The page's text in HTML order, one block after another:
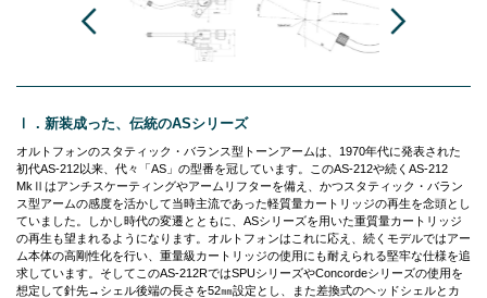
Ⅰ．新装成った、伝統のASシリーズ
オルトフォンのスタティック・バランス型トーンアームは、1970年代に発表された
初代AS-212以来、代々「AS」の型番を冠しています。このAS-212や続くAS-212
MkⅡはアンチスケーティングやアームリフターを備え、かつスタティック・バラン
ス型アームの感度を活かして当時主流であった軽質量カートリッジの再生を念頭とし
ていました。しかし時代の変遷とともに、ASシリーズを用いた重質量カートリッジ
の再生も望まれるようになります。オルトフォンはこれに応え、続くモデルではアー
ム本体の高剛性化を行い、重量級カートリッジの使用にも耐えられる堅牢な仕様を追
求しています。そしてこのAS-212RではSPUシリーズやConcordeシリーズの使用を
想定して針先→シェル後端の長さを52㎜設定とし、また差換式のヘッドシェルとカ